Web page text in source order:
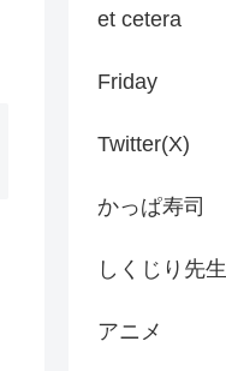
et cetera
Friday
Twitter(X)
かっぱ寿司
しくじり先生
アニメ